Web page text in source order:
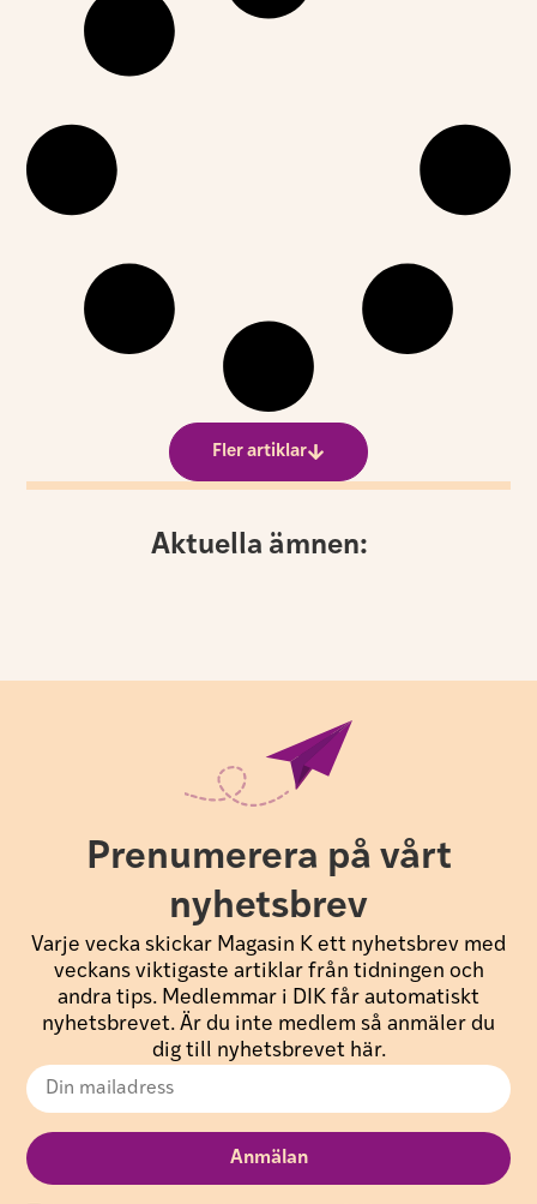
Fler artiklar
Aktuella ämnen:
Prenumerera på vårt
nyhetsbrev
Varje vecka skickar Magasin K ett nyhetsbrev med
veckans viktigaste artiklar från tidningen och
andra tips. Medlemmar i DIK får automatiskt
nyhetsbrevet. Är du inte medlem så anmäler du
dig till nyhetsbrevet här.